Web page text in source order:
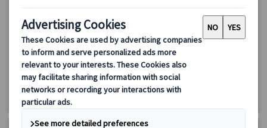
ンでのディナータイム♪も安心してお楽しみいただけます。
175.00 EUR
詳細を見る
月・火・木～日曜日、7/22、8/12、9/23、11/18・25、12/2・
9・30、1/6・27、2/3・10・17、3/3・10・17・24
(除外日は空席カレンダーをご覧ください)
約3時間(食事時間・お送り時間を含む)